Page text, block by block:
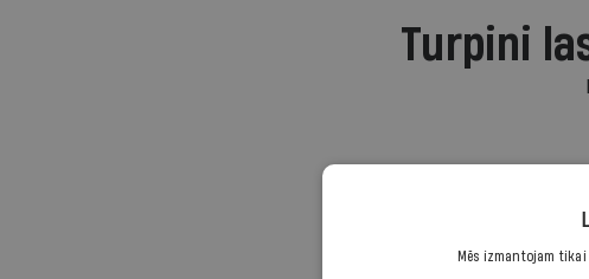
Turpini
Mēs izmantojam